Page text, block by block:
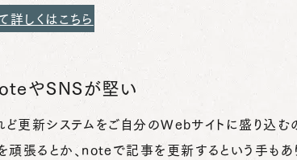
しくはこちら
やSNSが堅い
更新システムをご自分のWebサイトに盛り込む
るとか、noteで記事を更新するという手もあ